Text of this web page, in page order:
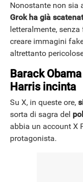
Nonostante non sia
Grok ha già
letteralmente,
creare immagini
altrettanto
Barack
Harris incinta
Su X, in queste ore,
sorta di sagra del
abbia un account X
protagonista.